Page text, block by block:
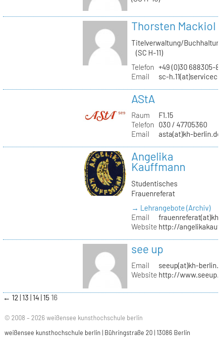
Thorsten Mackiol
Titelverwaltung/
(SC H-11)
Telefon +49 (0)30 688305-
Email
sc-
AStA
Raum
F1.15
Telefon
030 / 47705360
Email
asta(at)kh-berlin.de
Angelika
Kauffmann
Studentisches
Frauenreferat
→ Lehrangebote (Archiv)
Email
Website http://
see up
Email
seeup(at)kh-
Website http://
← 12 13 14 15 16
© 2008 – 2026 weißensee kunsthochschule berlin
weißensee kunsthochschule berlin | Bühringstraße 20 | 13086 Berlin